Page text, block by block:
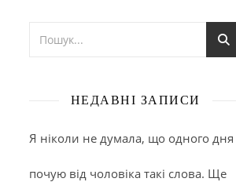
НЕДАВНІ ЗАПИСИ
Я ніколи не думала, що одного дня
почую від чоловіка такі слова. Ще